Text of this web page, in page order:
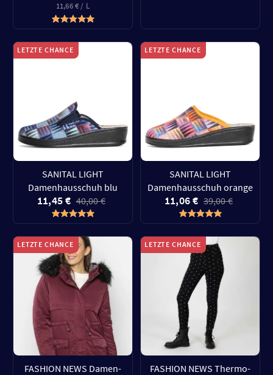
11,66 € / L
LETZTE CHANCE
SANITAL LIGHT
Damenhausschuh blu
11,45 € 40,00 €
LETZTE CHANCE
SANITAL LIGHT
Damenhausschuh orange
11,06 € 39,00 €
LETZTE CHANCE
FASHION NEWS Damen-
LETZTE CHANCE
FASHION NEWS Thermo-